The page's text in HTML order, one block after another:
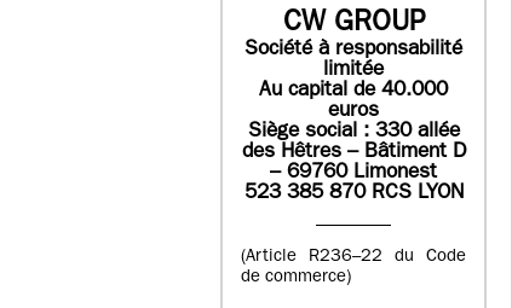
CW GROUP
Société à responsabilité
limitée
Au capital de 40.000
euros
Siège social : 330 allée
des Hêtres – Bâtiment D
– 69760 Limonest
523 385 870 RCS LYON
(Article R236–22 du Code
de commerce)